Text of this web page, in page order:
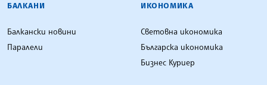
БАЛКАНИ
Балкански новини
Паралели
ИКОНОМИКА
Световна икономика
Българска икономика
Бизнес Куриер